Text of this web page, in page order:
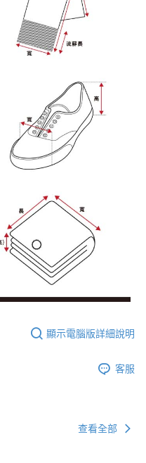
顯示電腦版詳細說明
客服
查看全部